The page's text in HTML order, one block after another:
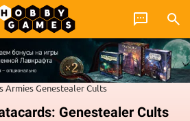
ArmiesGenestealer Cults
Genestealer Cults